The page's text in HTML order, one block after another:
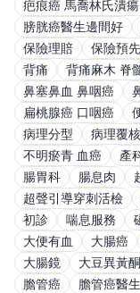
疤痕癌 馬喬林氏潰瘍
膀胱癌醫生邊間好
保險理賠
保險預
背痛
背痛麻木 脊
鼻塞鼻血 鼻咽癌
扁桃腺癌 口咽癌
病理分型
病理覆核
不明瘀青 血癌
產
腸胃科
腸息肉
超聲引導穿刺活檢
初診
喘息服務
大便有血
大腸癌
大腸鏡
大豆異黃酮
膽管癌
膽管癌醫